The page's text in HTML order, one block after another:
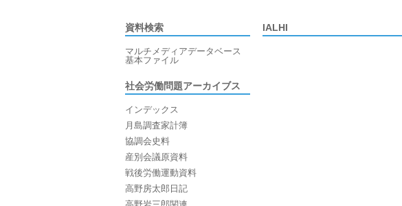
資料検索
マルチメディアデータベース
基本ファイル
社会労働問題アーカイブス
インデックス
月島調査家計簿
協調会史料
産別会議原資料
戦後労働運動資料
高野房太郎日記
IALHI